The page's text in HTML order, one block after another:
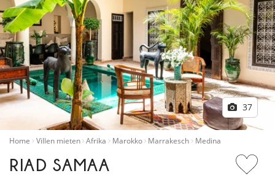
37
Home Villen mieten Afrika Marokko Marrakesch Medina
RIAD SAMAA